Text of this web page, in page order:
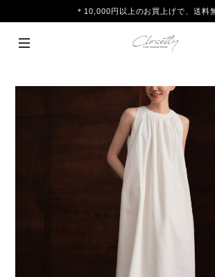
＊10,000円以上のお買上げで、送料